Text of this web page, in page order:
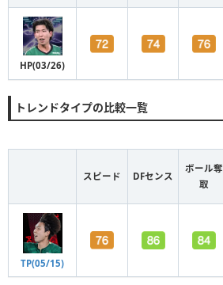
HP(03/26)
トレンドタイプの比較一覧
スピード DFセンス
ボール奪
取
TP(05/15)